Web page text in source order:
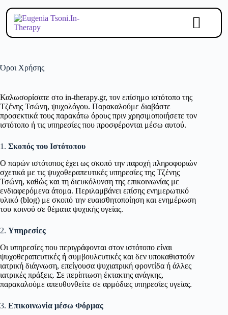
Όροι Χρήσης
Καλωσορίσατε στο in-therapy.gr, τον επίσημο ιστότοπο της
Τζένης Τσώνη, ψυχολόγου. Παρακαλούμε διαβάστε
προσεκτικά τους παρακάτω όρους πριν χρησιμοποιήσετε τον
ιστότοπο ή τις υπηρεσίες που προσφέρονται μέσω αυτού.
1. Σκοπός του Ιστότοπου
Ο παρών ιστότοπος έχει ως σκοπό την παροχή πληροφοριών
σχετικά με τις ψυχοθεραπευτικές υπηρεσίες της Τζένης
Τσώνη, καθώς και τη διευκόλυνση της επικοινωνίας με
ενδιαφερόμενα άτομα. Περιλαμβάνει επίσης ενημερωτικό
υλικό (blog) με σκοπό την ευαισθητοποίηση και ενημέρωση
του κοινού σε θέματα ψυχικής υγείας.
2. Υπηρεσίες
Οι υπηρεσίες που περιγράφονται στον ιστότοπο είναι
ψυχοθεραπευτικές ή συμβουλευτικές και δεν υποκαθιστούν
ιατρική διάγνωση, επείγουσα ψυχιατρική φροντίδα ή άλλες
ιατρικές πράξεις. Σε περίπτωση έκτακτης ανάγκης,
παρακαλούμε απευθυνθείτε σε αρμόδιες υπηρεσίες υγείας.
3. Επικοινωνία μέσω Φόρμας